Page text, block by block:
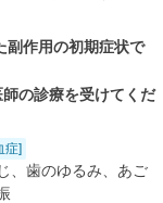
副作用の初期症状で
の診療を受けてくだ
症]
、歯のゆるみ、あご